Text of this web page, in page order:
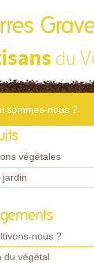
du
sommes-nous ?
végétales
jardin
nous ?
du végétal